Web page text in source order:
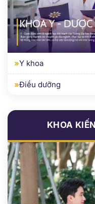
»Y khoa
»Điều dưỡng
KHOA